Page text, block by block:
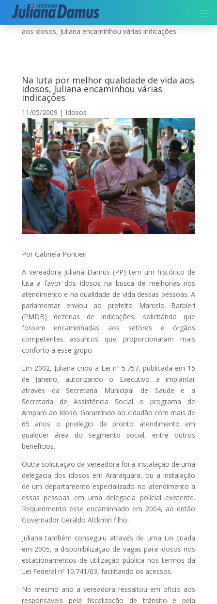
Início|Idosos|Na luta por melhor qualidade de vida
aos idosos, Juliana encaminhou várias indicações
Na luta por melhor qualidade de vida aos
idosos, Juliana encaminhou várias
indicações
11/05/2009 | Idosos
Por Gabriela Pontieri
A vereadora Juliana Damus (PP) tem um histórico de
luta a favor dos idosos na busca de melhorias nos
atendimento e na qualidade de vida dessas pessoas. A
parlamentar enviou ao prefeito Marcelo Barbieri
(PMDB) dezenas de indicações, solicitando que
fossem encaminhadas aos setores e órgãos
competentes assuntos que proporcionaram mais
conforto a esse grupo.
Em 2002, Juliana criou a Lei nº 5.757, publicada em 15
de Janeiro, autorizando o Executivo a implantar
através da Secretaria Municipal de Saúde e a
Secretaria de Assistência Social o programa de
Amparo ao Idoso. Garantindo ao cidadão com mais de
65 anos o privilegio de pronto atendimento em
qualquer área do segmento social, entre outros
benefícios.
Outra solicitação da vereadora foi à instalação de uma
delegacia dos idosos em Araraquara, ou a instalação
de um departamento especializado no atendimento a
essas pessoas em uma delegacia policial existente.
Requerimento esse encaminhado em 2004, ao então
Governador Geraldo Alckmin filho.
Juliana também conseguiu através de uma Lei criada
em 2005, a disponibilização de vagas para idosos nos
estacionamentos de utilização pública nos termos da
Lei Federal nº 10.741/03, facilitando os acessos.
No mesmo ano a vereadora ressaltou em oficio aos
responsáveis pela fiscalização de trânsito e pela